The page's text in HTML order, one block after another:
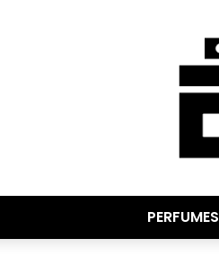
PERFUMES